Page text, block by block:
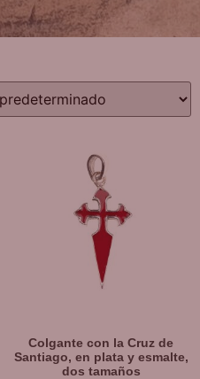
Colgante con la Cruz de
Santiago, en plata y esmalte,
dos tamaños